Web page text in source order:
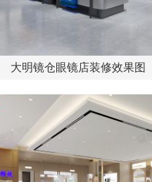
大明镜仓眼镜店装修效果图